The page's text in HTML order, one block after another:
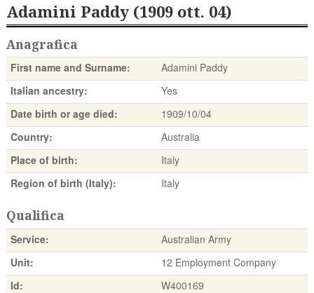
Adamini Paddy (1909 ott. 04)
Anagrafica
First name and Surname:
Adamini Paddy
Italian ancestry:
Yes
Date birth or age died:
1909/10/04
Country:
Australia
Place of birth:
Italy
Region of birth (Italy):
Italy
Qualifica
Service:
Australian Army
Unit:
12 Employment Company
Id:
W400169